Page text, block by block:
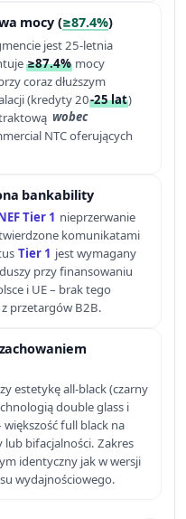
mocy (≥87.4%)
jest 25-letnia
≥87.4% mocy
coraz dłuższym
(kredyty 20-25 lat)
wobec
NTC oferujących
bankability
Tier 1 nieprzerwanie
komunikatami
Tier 1 jest wymagany
przy finansowaniu
i UE – brak tego
przetargów B2B.
estetykę all-black (czarny
double glass i
full black na
bifacjalności. Zakres
identyczny jak w wersji
wydajnościowego.